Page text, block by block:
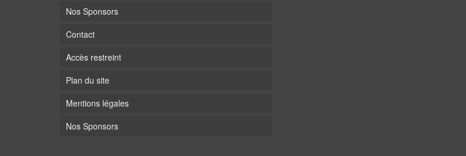
Nos Sponsors
Contact
Accès restreint
Plan du site
Mentions légales
Nos Sponsors